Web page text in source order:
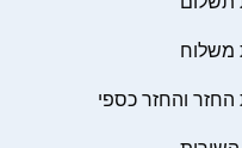
משלוח
החזר והחזר כספי